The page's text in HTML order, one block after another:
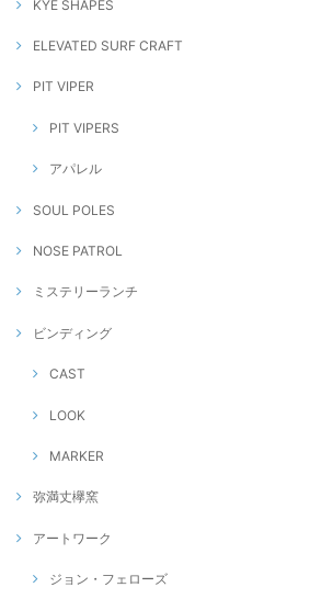
KYE SHAPES
ELEVATED SURF CRAFT
PIT VIPER
PIT VIPERS
アパレル
SOUL POLES
NOSE PATROL
ミステリーランチ
ビンディング
CAST
LOOK
MARKER
弥満丈欅窯
アートワーク
ジョン・フェローズ